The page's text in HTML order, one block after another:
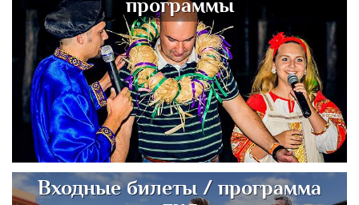
программы
Входные билеты / программа